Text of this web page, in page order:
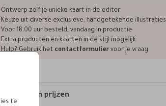
te
programmakaartje
Ontwerp zelf je unieke kaart in de editor
Keuze uit diverse exclusieve, handgetekende illustraties
Voor 18.00 uur besteld, vandaag in productie
Extra producten en kaarten in de stijl mogelijk
Hulp? Gebruik het contactformuliervoor je vraag
en prijzen